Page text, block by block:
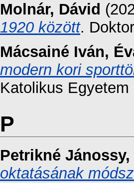
Molnár, Dávid
1920 között.
Mácsainé Iván,
modern kori
Katolikus Egyetem
P
Petrikné
oktatásának